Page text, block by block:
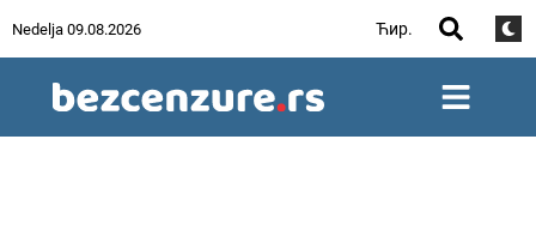
Nedelja 09.08.2026 Ћир.